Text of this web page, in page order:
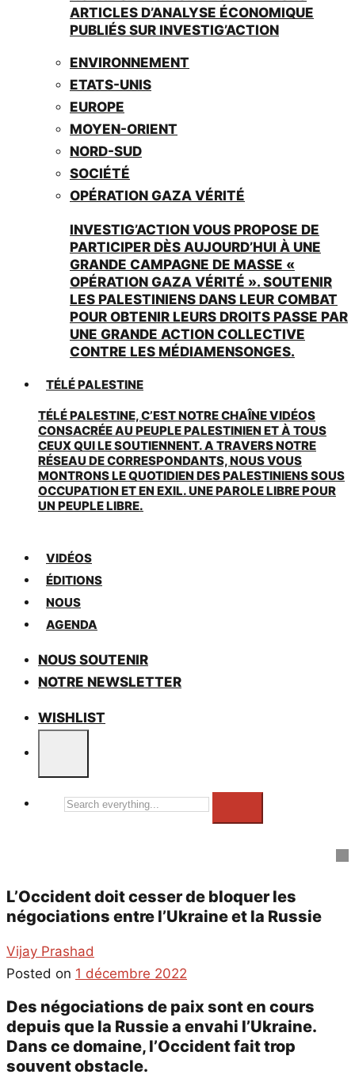
ARTICLES D’ANALYSE ÉCONOMIQUE
PUBLIÉS SUR INVESTIG’ACTION
ENVIRONNEMENT
ETATS-UNIS
EUROPE
MOYEN-ORIENT
NORD-SUD
SOCIÉTÉ
OPÉRATION GAZA VÉRITÉ
INVESTIG’ACTION VOUS PROPOSE DE
PARTICIPER DÈS AUJOURD’HUI À UNE
GRANDE CAMPAGNE DE MASSE «
OPÉRATION GAZA VÉRITÉ ». SOUTENIR
LES PALESTINIENS DANS LEUR COMBAT
POUR OBTENIR LEURS DROITS PASSE PAR
UNE GRANDE ACTION COLLECTIVE
CONTRE LES MÉDIAMENSONGES.
TÉLÉ PALESTINE
TÉLÉ PALESTINE, C’EST NOTRE CHAÎNE VIDÉOS
CONSACRÉE AU PEUPLE PALESTINIEN ET À TOUS
CEUX QUI LE SOUTIENNENT. A TRAVERS NOTRE
RÉSEAU DE CORRESPONDANTS, NOUS VOUS
MONTRONS LE QUOTIDIEN DES PALESTINIENS SOUS
OCCUPATION ET EN EXIL. UNE PAROLE LIBRE POUR
UN PEUPLE LIBRE.
VIDÉOS
ÉDITIONS
NOUS
AGENDA
NOUS SOUTENIR
NOTRE NEWSLETTER
WISHLIST
Search
L’Occident doit cesser de bloquer les
négociations entre l’Ukraine et la Russie
Vijay Prashad
Posted on 1 décembre 2022
Des négociations de paix sont en cours
depuis que la Russie a envahi l’Ukraine.
Dans ce domaine, l’Occident fait trop
souvent obstacle.